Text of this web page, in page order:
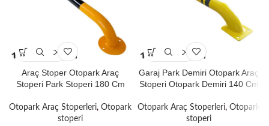
Araç Stoper Otopark Araç
Stoperi Park Stoperi 180 Cm
Otopark Araç Stoperleri, Otopark
stoperi
Garaj Park Demiri Otopark Araç
Stoperi Otopark Demiri 140 Cm
Otopark Araç Stoperleri, Otopark
stoperi